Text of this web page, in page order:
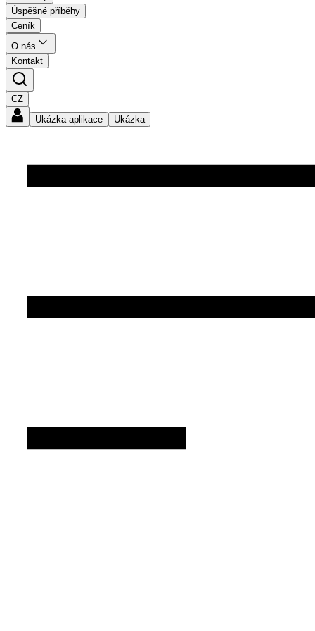
Úspěšné příběhy
Ceník
O nás
Kontakt
CZ
Ukázka aplikace
Ukázka